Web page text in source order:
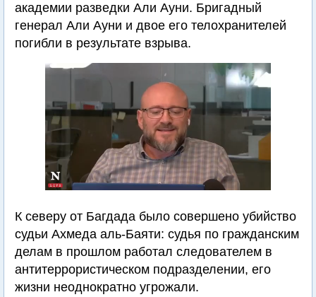
академии разведки Али Ауни. Бригадный
генерал Али Ауни и двое его телохранителей
погибли в результате взрыва.
К северу от Багдада было совершено убийство
судьи Ахмеда аль-Баяти: судья по гражданским
делам в прошлом работал следователем в
антитеррористическом подразделении, его
жизни неоднократно угрожали.